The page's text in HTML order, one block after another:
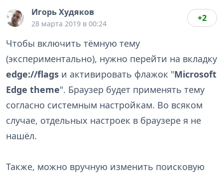
Игорь Худяков
28 марта 2019 в 00:24
+2
Чтобы включить тёмную тему
(экспериментально), нужно перейти на вкладку
edge://flags и активировать флажок "Microsoft
Edge theme". Браузер будет применять тему
согласно системным настройкам. Во всяком
случае, отдельных настроек в браузере я не
нашёл.
Также, можно вручную изменить поисковую